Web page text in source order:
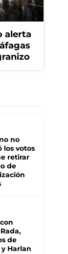
alerta
no
los votos
retirar
de
de
Harlan